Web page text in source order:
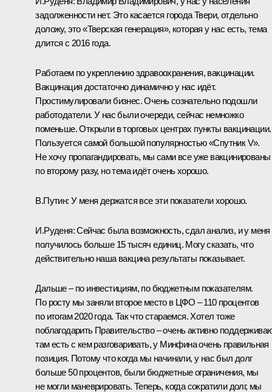
задолженности нет. Это касается города Твери, отдельно
доложу, это «Тверская генерация», которая у нас есть, тема
длится с 2016 года.
Работаем по укреплению здравоохранения, вакцинации.
Вакцинация достаточно динамично у нас идёт.
Простимулировали бизнес. Очень сознательно подошли
работодатели. У нас были очереди, сейчас немножко
поменьше. Открыли в торговых центрах пункты вакцинации.
Пользуется самой большой популярностью «Спутник V».
Не хочу пропагандировать, мы сами все уже вакцинированы
по второму разу, но тема идёт очень хорошо.
В.Путин: У меня держатся все эти показатели хорошо.
И.Руденя:Сейчас была возможность, сдал анализ, и у меня
получилось больше 15 тысяч единиц. Могу сказать, что
действительно наша вакцина результаты показывает.
Дальше – по инвестициям, по бюджетным показателям.
По росту мы заняли второе место в ЦФО – 110 процентов
по итогам 2020 года. Так что стараемся. Хотел тоже
поблагодарить Правительство – очень активно
там есть с кем разговаривать, у Минфина очень правильная
позиция. Потому что когда мы начинали, у нас был долг
больше 50 процентов, были бюджетные ограничения, мы
не могли маневрировать. Теперь, когда сократили долг, мы